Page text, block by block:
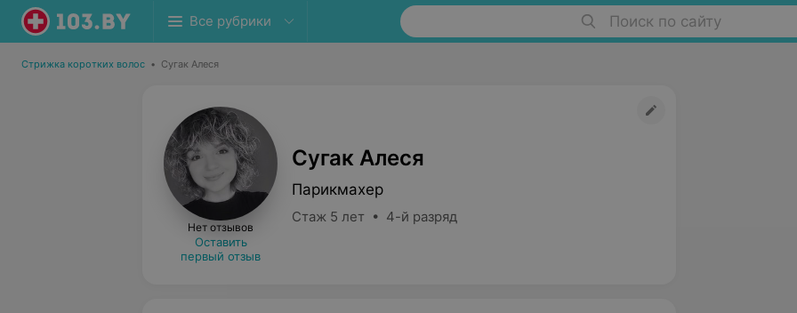
Все рубрики Поиск по сайту
Стрижка коротких волос • Сугак Алеся
Нет отзывов
Оставить
первый отзыв
Сугак Алеся
Парикмахер
Стаж 5 лет • 4-й разряд